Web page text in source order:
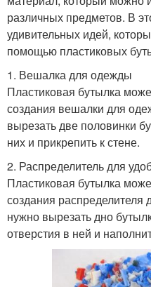
различных предметов. В
удивительных идей,
помощью пластиковых
1. Вешалка для одежды
Пластиковая бутылка
создания вешалки для
вырезать две половинки
них и прикрепить к стене.
2. Распределитель для
Пластиковая бутылка
создания распределителя
нужно вырезать дно
отверстия в ней и